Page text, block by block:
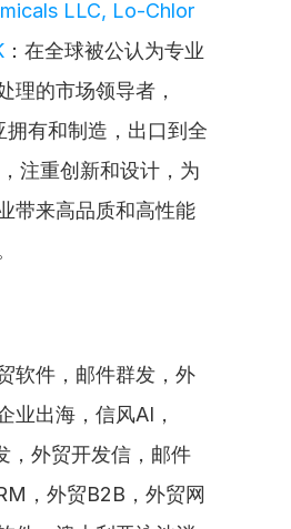
LLC, Lo-Chlor
：在全球被公认为专业
理的市场领导者，
拥有和制造，出口到全
注重创新和设计，为
带来高品质和高性能
软件，邮件群发，外
业出海，信风AI，
，外贸开发信，邮件
，外贸B2B，外贸网